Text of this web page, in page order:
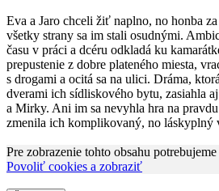
Eva a Jaro chceli žiť naplno, no honba
všetky strany sa im stali osudnými.
času v práci a dcéru odkladá ku
prepustenie z dobre plateného miesta,
s drogami a ocitá sa na ulici. Dráma,
dverami ich sídliskového bytu, zasiahla
a Mirky. Ani im sa nevyhla hra na
zmenila ich komplikovaný, no láskyplný
Pre zobrazenie tohto obsahu
Povoliť cookies a zobraziť